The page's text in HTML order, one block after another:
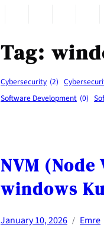
Tag:
Cybersecurity (2)
Software Development (0)
NVM (Node
windows
January 10, 2026 / Emre